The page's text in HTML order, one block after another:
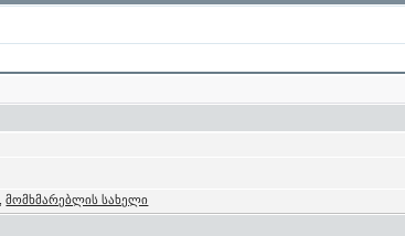
,მომხმარებლის სახელი